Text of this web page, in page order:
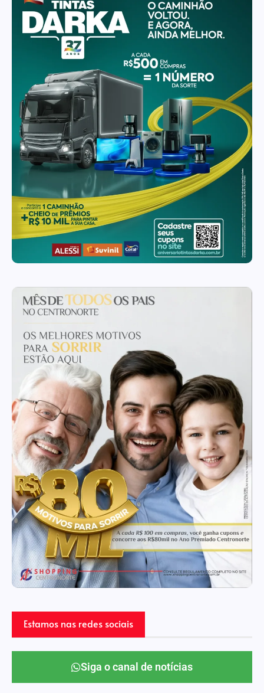
Estamos nas redes sociais
Siga o canal de notícias